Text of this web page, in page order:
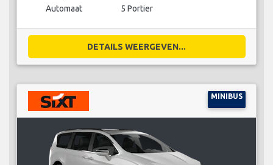
Automaat 5 Portier
DETAILS WEERGEVEN...
MINIBUS